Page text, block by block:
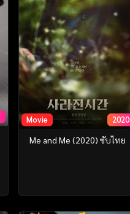
Movie 2020
Me and Me (2020) ซับไทย